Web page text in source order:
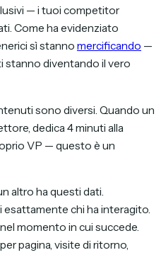
— i tuoi competitor
Come ha evidenziato
sì stanno mercificando —
stanno diventando il vero
sono diversi. Quando un
dedica 4 minuti alla
VP — questo è un
altro ha questi dati.
esattamente chi ha interagito.
momento in cui succede.
pagina, visite di ritorno,